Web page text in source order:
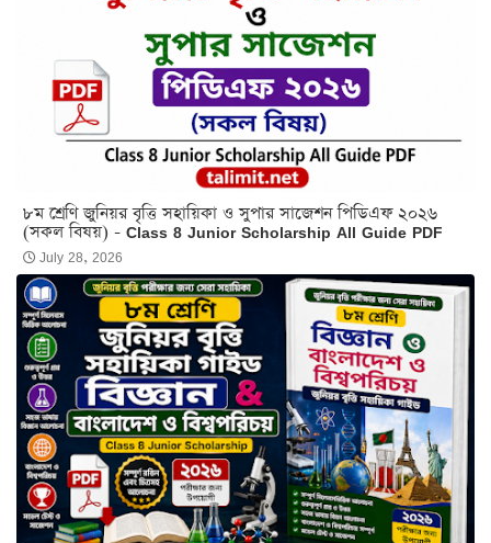
৮ম শ্রেণি জুনিয়র বৃত্তি সহায়িকা ও সুপার সাজেশন পিডিএফ ২০২৬
(সকল বিষয়) - Class 8 Junior Scholarship All Guide PDF
July 28, 2026